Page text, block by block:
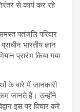
से कार्य कर रहे
पतंजलि परिवार
भारतीय ज्ञान
प्रारंभ किया गया
के बारे में जानकारी
जानते हैं। उन्होंने
इस पर विचार करें